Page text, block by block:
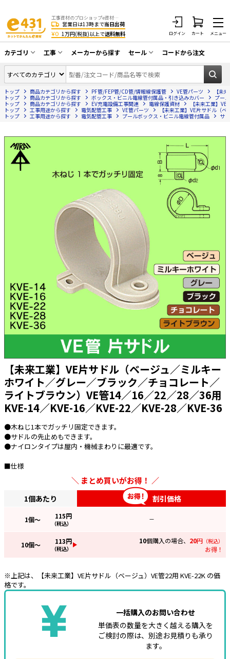
工事資材のプロショップe資材 CATV・アンテナ・防犯・光・LAN・電気・空調工事など
営業日は13時まで当日出荷
¥0 1万円(税抜)以上で送料無料 ログイン カート メニュー
カテゴリ
同軸ケーブル／テレビ用接栓／関連工具
アンテナ・取付金具・ブースター／CATV
部材類
配線補助具（モール・結束バンド・テー
プ類 他）
電話線／コネクタ／アダプタ
光ファイバー・融着接続機関連
LANケーブル・コネクタ・関連資材/機器
ネットワーク機器
エアコン・換気扇・空調資材
太陽光発電ケーブル・コネクタ・関連資
電源ケーブル／コネクタ／分電盤／ブレ
ーカ
照明・照明器具
電源タップ・延長コード
スイッチ・コンセント（配線器具）
PF管/FEP管/CD管/情報線保護管
ボックス・ビニル電線管付属品・引き込
みカバー
工具関連
EV充電設備工事関連
感染症関連
暑さ対策
販売終了品
工事
CATV・アンテナ工事
光工事・FTTH工事
エアコン・換気扇工事
電話工事
電気配管工事
EV充電設備工事
照明設置工事
太陽光発電工事
ホテル・病院向け
メーカーから探す セール
在庫一掃セール
コードから注文
トップ 商品カテゴリから探す PF管/FEP管/CD管/情報線保護管 VE管パーツ
【未
トップ
商品カテゴリから探す ボックス・ビニル電線管付属品・引き込みカバー
プー
トップ
商品カテゴリから探す EV充電設備工事関連 電線保護資材
【未来工業】
トップ
工事用途から探す 電気配管工事 VE管パーツ
【未来工業】VE片サドル（
トップ
工事用途から探す 電気配管工事 プールボックス・ビニル電線管付属品 サ
【未来工業】VE片サドル（ベージュ／ミルキー
ホワイト／グレー／ブラック／チョコレート／
ライトブラウン）VE管14／16／22／28／36用
KVE-14／KVE-16／KVE-22／KVE-28／KVE-36
●木ねじ1本でガッチリ固定できます。
●サドルの先止めもできます。
●ナイロンタイプは屋内・機械まわりに最適です。
■仕様
まとめ買いがお得！
1個あたり 割引価格
1個～ 115円
（税込）
—
10個～ 113円
（税込）
10個購入の場合、 20円 （税込）
お得！
※上記は、【未来工業】VE片サドル（ベージュ）VE管22用 KVE-22K の価
格です。
一括購入のお問い合わせ
単価表の数量を大きく越える購入を
ご検討の際は、別途お見積りも承り
ます。